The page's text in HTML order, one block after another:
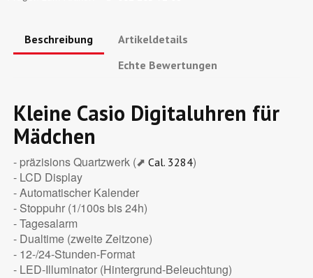
Beschreibung
Artikeldetails
Echte Bewertungen
Kleine Casio Digitaluhren für
Mädchen
- präzisions Quartzwerk (⬈ Cal. 3284)
- LCD Display
- Automatischer Kalender
- Stoppuhr (1/100s bis 24h)
- Tagesalarm
- Dualtime (zweite Zeitzone)
- 12-/24-Stunden-Format
- LED-Illuminator (Hintergrund-Beleuchtung)